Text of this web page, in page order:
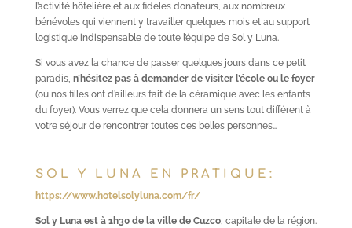
l’activité hôtelière et aux fidèles donateurs, aux nombreux
bénévoles qui viennent y travailler quelques mois et au support
logistique indispensable de toute l’équipe de Sol y Luna.
Si vous avez la chance de passer quelques jours dans ce petit
paradis, n’hésitez pas à demander de visiter l’école ou le foyer
(où nos filles ont d’ailleurs fait de la céramique avec les enfants
du foyer). Vous verrez que cela donnera un sens tout différent à
votre séjour de rencontrer toutes ces belles personnes…
SOL Y LUNA EN PRATIQUE:
https://www.hotelsolyluna.com/fr/
Sol y Luna est à 1h30 de la ville de Cuzco, capitale de la région.